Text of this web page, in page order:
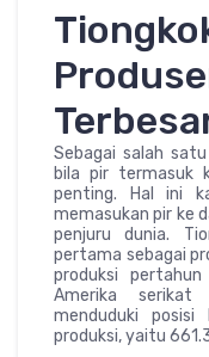
Sebagai salah
bila pir termasuk
penting. Hal ini
memasukan pir ke
penjuru dunia.
pertama sebagai
produksi
Amerika serikat
menduduki
produksi, yaitu